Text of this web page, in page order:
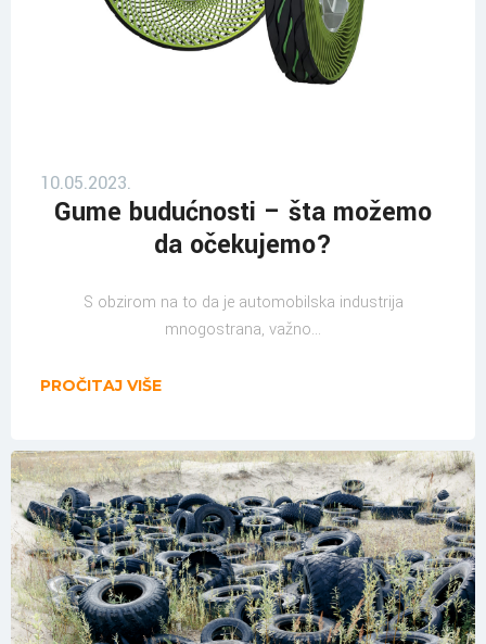
10.05.2023.
Gume budućnosti – šta možemo
da očekujemo?
S obzirom na to da je automobilska industrija
mnogostrana, važno...
PROČITAJ VIŠE